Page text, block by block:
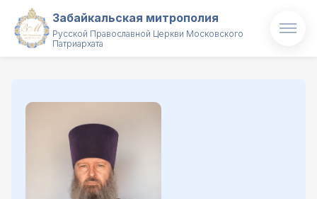
Забайкальская митрополия
Русской Православной Церкви Московского
Патриархата
Митрополит
Новости
Проекты